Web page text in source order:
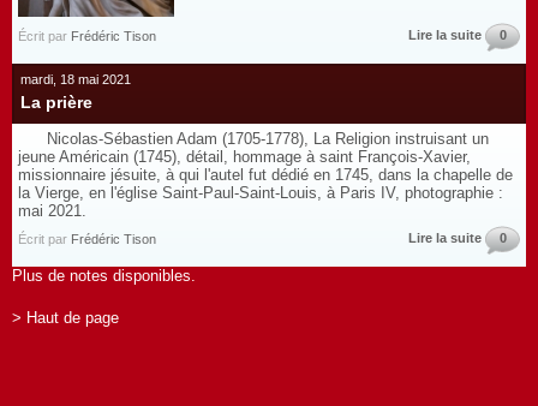
Écrit par Frédéric Tison Lire la suite 0
mardi, 18 mai 2021
La prière
Nicolas-Sébastien Adam (1705-1778), La Religion instruisant un
jeune Américain (1745), détail, hommage à saint François-Xavier,
missionnaire jésuite, à qui l'autel fut dédié en 1745, dans la chapelle de
la Vierge, en l'église Saint-Paul-Saint-Louis, à Paris IV, photographie :
mai 2021.
Écrit par Frédéric Tison Lire la suite 0
Plus de notes disponibles.
> Haut de page